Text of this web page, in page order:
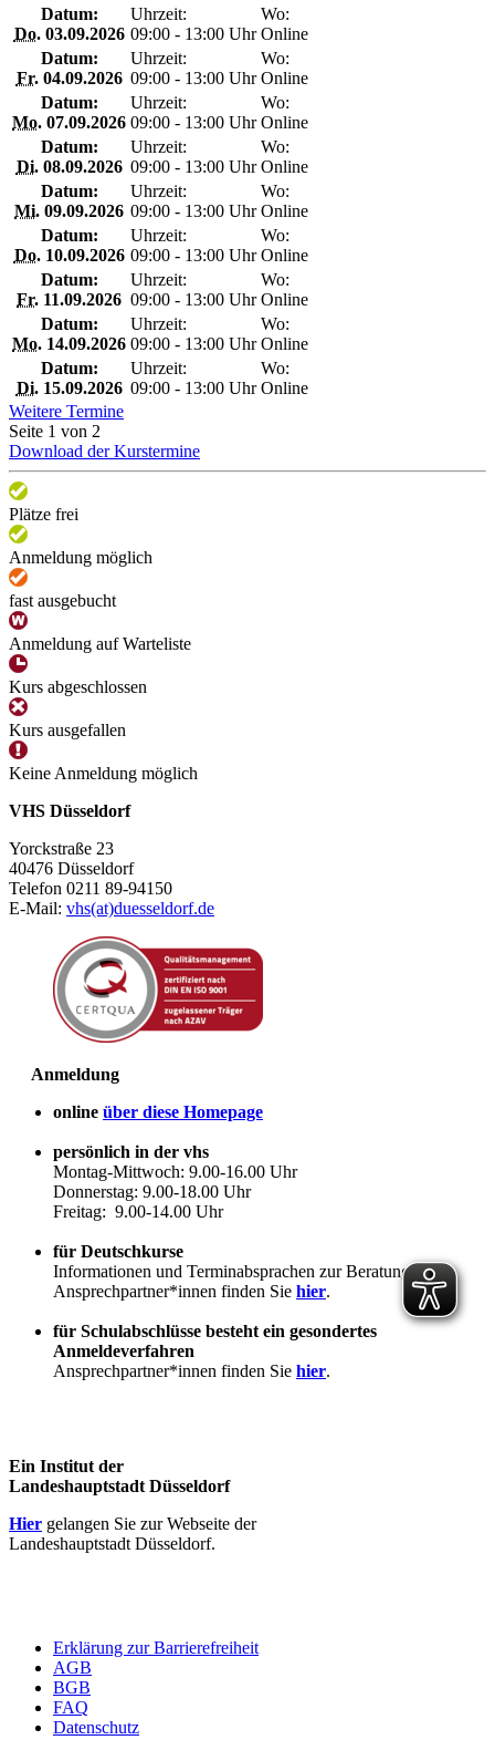
Datum:
Do.03.09.2026
Uhrzeit:
09:00 - 13:00 Uhr
Wo:
Online
Datum:
Fr.04.09.2026
Uhrzeit:
09:00 - 13:00 Uhr
Wo:
Online
Datum:
Mo. 07.09.2026
Uhrzeit:
09:00 - 13:00 Uhr
Wo:
Online
Datum:
Di.08.09.2026
Uhrzeit:
09:00 - 13:00 Uhr
Wo:
Online
Datum:
Mi. 09.09.2026
Uhrzeit:
09:00 - 13:00 Uhr
Wo:
Online
Datum:
Do.10.09.2026
Uhrzeit:
09:00 - 13:00 Uhr
Wo:
Online
Datum:
Fr. 11.09.2026
Uhrzeit:
09:00 - 13:00 Uhr
Wo:
Online
Datum:
Mo. 14.09.2026
Uhrzeit:
09:00 - 13:00 Uhr
Wo:
Online
Datum:
Di.15.09.2026
Uhrzeit:
09:00 - 13:00 Uhr
Wo:
Online
Weitere Termine
Seite 1 von 2
Download der Kurstermine
Plätze frei
Anmeldung möglich
fast ausgebucht
Anmeldung auf Warteliste
Kurs abgeschlossen
Kurs ausgefallen
Keine Anmeldung möglich
VHS Düsseldorf
Yorckstraße 23
40476 Düsseldorf
Telefon 0211 89-94150
E-Mail: vhs(at)duesseldorf.de
Anmeldung
online über diese Homepage
persönlich in der vhs
Montag-Mittwoch: 9.00-16.00 Uhr
Donnerstag: 9.00-18.00 Uhr
Freitag: 9.00-14.00 Uhr
für Deutschkurse
Informationen und Terminabsprachen zur Beratung
Ansprechpartner*innen finden Sie hier.
für Schulabschlüsse besteht ein gesondertes
Anmeldeverfahren
Ansprechpartner*innen finden Sie hier.
Ein Institut der
Landeshauptstadt Düsseldorf
Hier gelangen Sie zur Webseite der
Landeshauptstadt Düsseldorf.
Erklärung zur Barrierefreiheit
AGB
BGB
FAQ
Datenschutz